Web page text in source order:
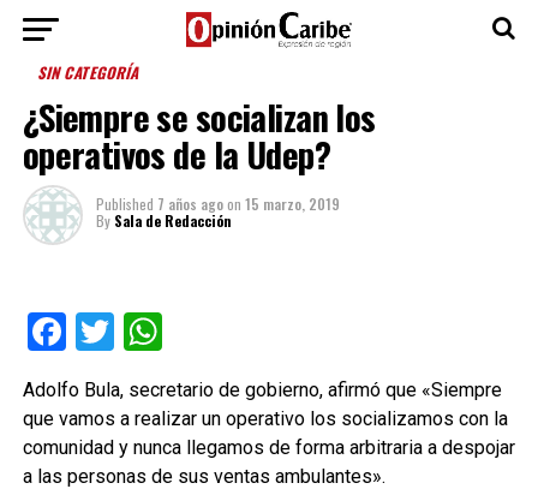
SIN CATEGORÍA
¿Siempre se socializan los
operativos de la Udep?
Published 7 años agoon 15 marzo, 2019
By Sala de Redacción
Facebook
TwitterWhatsApp
Adolfo Bula, secretario de gobierno, afirmó que «Siempre
que vamos a realizar un operativo los socializamos con la
comunidad y nunca llegamos de forma arbitraria a despojar
a las personas de sus ventas ambulantes».